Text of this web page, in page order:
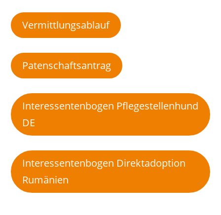
Vermittlungsablauf
Patenschaftsantrag
Interessentenbogen Pflegestellenhund
DE
Interessentenbogen Direktadoption
Rumänien